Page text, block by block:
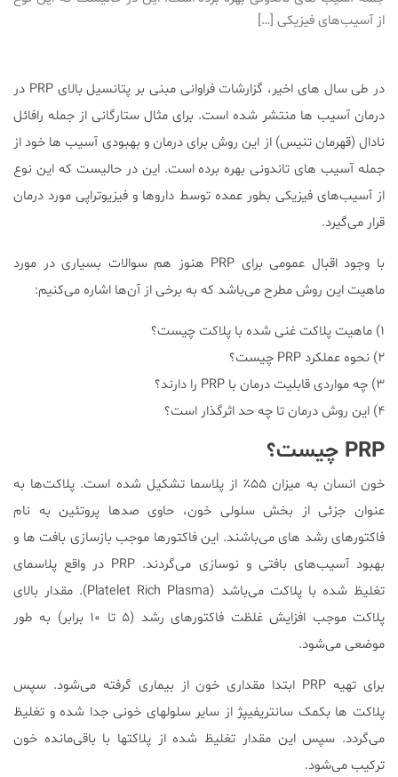
از آسیب‌های فیزیکی […]
در طی سال های اخیر، گزارشات فراوانی مبنی بر پتانسیل بالای PRP در
درمان آسیب ها منتشر شده است. برای مثال ستارگانی از جمله رافائل
نادال (قهرمان تنیس) از این روش برای درمان و بهبودی آسیب ها خود از
جمله آسیب های تاندونی بهره برده است. این در حالیست که این نوع
از آسیب‌های فیزیکی بطور عمده توسط داروها و فیزیوتراپی مورد درمان
قرار می‌گیرد.
با وجود اقبال عمومی برای PRP هنوز هم سوالات بسیاری در مورد
ماهیت این روش مطرح می‌باشد که به برخی از آن‌ها اشاره می‌کنیم:
۱) ماهیت پلاکت غنی شده با پلاکت چیست؟
۲) نحوه عملکرد PRP چیست؟
۳) چه مواردی قابلیت درمان با PRP را دارند؟
۴) این روش درمان تا چه حد اثرگذار است؟
PRP چیست؟
خون انسان به میزان ۵۵٪ از پلاسما تشکیل شده است. پلاکت‌ها به
عنوان جزئی از بخش سلولی خون، حاوی صدها پروتئین به نام
فاکتورهای رشد های می‌باشند. این فاکتورها موجب بازسازی بافت ها و
بهبود آسیب‌های بافتی و نوسازی می‌گردند. PRP در واقع پلاسمای
تغلیظ شده با پلاکت می‌باشد (Platelet Rich Plasma). مقدار بالای
پلاکت موجب افزایش غلظت فاکتورهای رشد (۵ تا ۱۰ برابر) به طور
موضعی می‌شود.
برای تهیه PRP ابتدا مقداری خون از بیماری گرفته می‌شود. سپس
پلاکت ها بکمک سانتریفیپژ از سایر سلولهای خونی جدا شده و تغلیظ
می‌گردد. سپس این مقدار تغلیظ شده از پلاکتها با باقی‌مانده خون
ترکیب می‌شود.